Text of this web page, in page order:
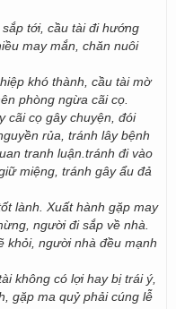
sắp tới, cầu tài đi hướng
may mắn, chăn nuôi
khó thành, cầu tài mờ
phòng ngừa cãi cọ.
cãi cọ gây chuyện, đói
rủa, tránh lây bệnh
tranh luận.tránh đi vào
miệng, tránh gây ẩu đả
lành. Xuất hành gặp may
người đi sắp về nhà.
khỏi, người nhà đều mạnh
không có lợi hay bị trái ý,
gặp ma quỷ phải cúng lễ